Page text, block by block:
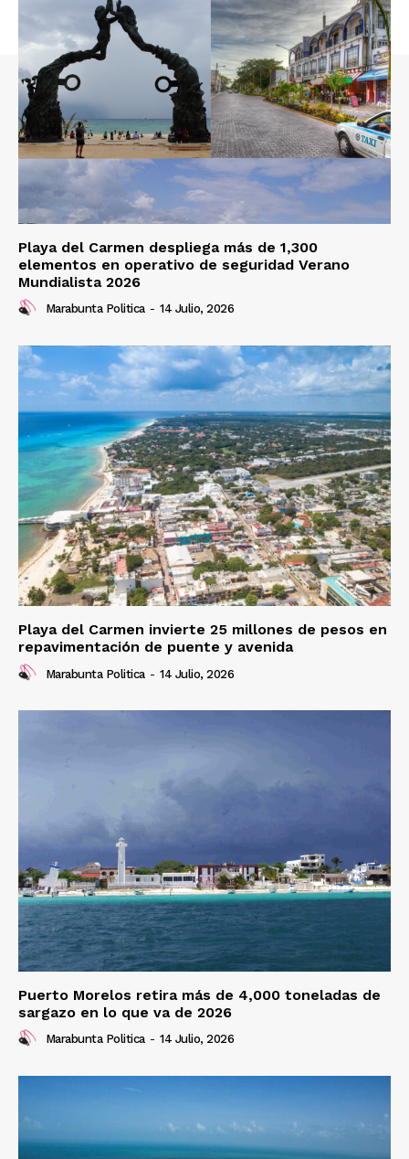
Playa del Carmen despliega más de 1,300
elementos en operativo de seguridad Verano
Mundialista 2026
Marabunta Politica - 14 Julio, 2026
Playa del Carmen invierte 25 millones de pesos en
repavimentación de puente y avenida
Marabunta Politica - 14 Julio, 2026
Puerto Morelos retira más de 4,000 toneladas de
sargazo en lo que va de 2026
Marabunta Politica - 14 Julio, 2026